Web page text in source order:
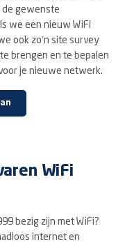
de gewenste
we een nieuw WiFi
ook zo’n site survey
brengen en te bepalen
je nieuwe netwerk.
WiFi
bezig zijn met WiFi?
internet en